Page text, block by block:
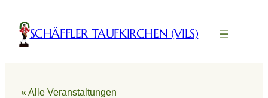
SCHÄFFLER TAUFKIRCHEN (VILS)
« Alle Veranstaltungen